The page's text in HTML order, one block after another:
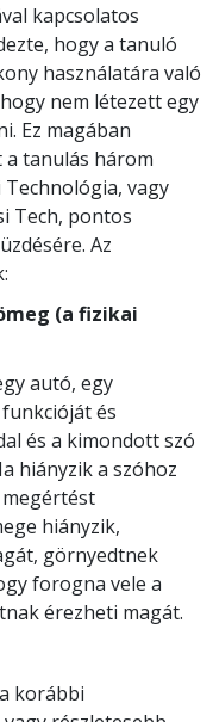
kapcsolatos
hogy a tanuló
használatára való
nem létezett egy
Ez magában
tanulás három
vagy
Tech, pontos
Az
(a fizikai
autó, egy
és
és a kimondott szó
hiányzik a szóhoz
hiányzik,
görnyedtnek
forogna vele a
érezheti magát.
korábbi